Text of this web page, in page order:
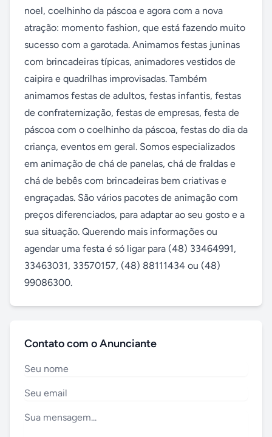
noel, coelhinho da páscoa e agora com a nova
atração: momento fashion, que está fazendo muito
sucesso com a garotada. Animamos festas juninas
com brincadeiras típicas, animadores vestidos de
caipira e quadrilhas improvisadas. Também
animamos festas de adultos, festas infantis, festas
de confraternização, festas de empresas, festa de
páscoa com o coelhinho da páscoa, festas do dia da
criança, eventos em geral. Somos especializados
em animação de chá de panelas, chá de fraldas e
chá de bebês com brincadeiras bem criativas e
engraçadas. São vários pacotes de animação com
preços diferenciados, para adaptar ao seu gosto e a
sua situação. Querendo mais informações ou
agendar uma festa é só ligar para (48) 33464991,
33463031, 33570157, (48) 88111434 ou (48)
99086300.
Contato com o Anunciante